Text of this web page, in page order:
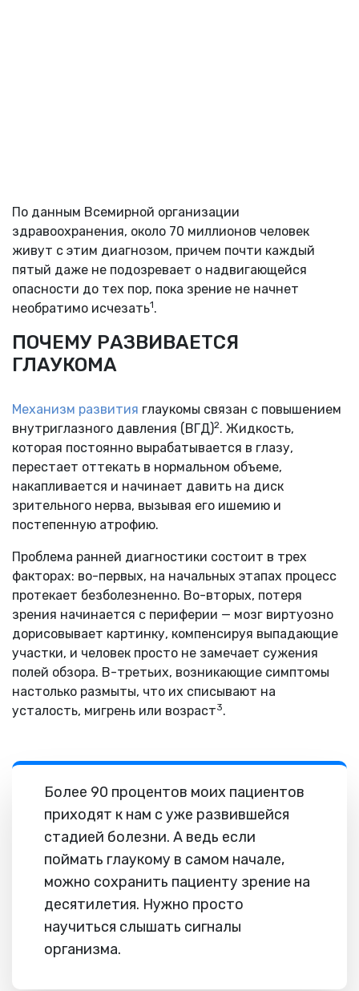
По данным Всемирной организации
здравоохранения, около 70 миллионов человек
живут с этим диагнозом, причем почти каждый
пятый даже не подозревает о надвигающейся
опасности до тех пор, пока зрение не начнет
необратимо исчезать1.
ПОЧЕМУ РАЗВИВАЕТСЯ
ГЛАУКОМА
Механизм развития глаукомы связан с повышением
внутриглазного давления (ВГД)2. Жидкость,
которая постоянно вырабатывается в глазу,
перестает оттекать в нормальном объеме,
накапливается и начинает давить на диск
зрительного нерва, вызывая его ишемию и
постепенную атрофию.
Проблема ранней диагностики состоит в трех
факторах: во-первых, на начальных этапах процесс
протекает безболезненно. Во-вторых, потеря
зрения начинается с периферии — мозг виртуозно
дорисовывает картинку, компенсируя выпадающие
участки, и человек просто не замечает сужения
полей обзора. В-третьих, возникающие симптомы
настолько размыты, что их списывают на
усталость, мигрень или возраст3.
Более 90 процентов моих пациентов
приходят к нам с уже развившейся
стадией болезни. А ведь если
поймать глаукому в самом начале,
можно сохранить пациенту зрение на
десятилетия. Нужно просто
научиться слышать сигналы
организма.